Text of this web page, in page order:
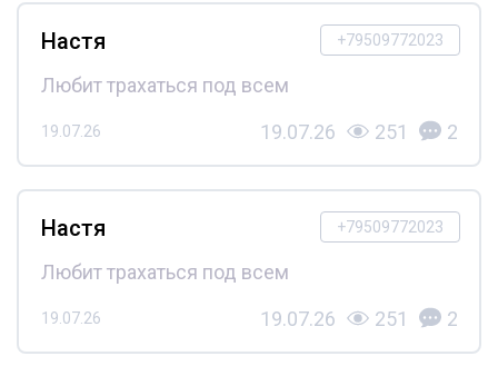
+79509772023
Настя
Любит трахаться под всем
19.07.26 19.07.26 251 2
+79509772023
Настя
Любит трахаться под всем
19.07.26 19.07.26 251 2